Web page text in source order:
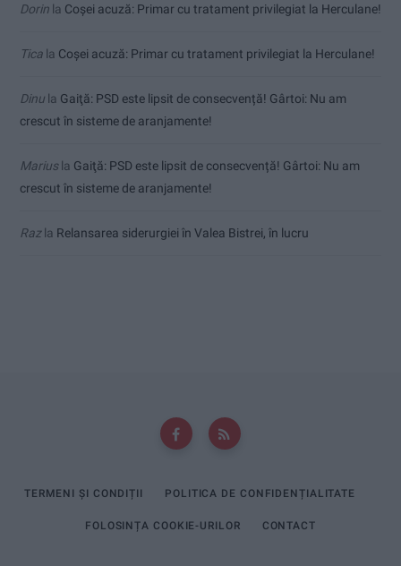
Dorin la Coșei acuză: Primar cu tratament privilegiat la Herculane!
Tica la Coșei acuză: Primar cu tratament privilegiat la Herculane!
Dinu la Gaiţă: PSD este lipsit de consecvență! Gârtoi: Nu am
crescut în sisteme de aranjamente!
Mariusla Gaiţă: PSD este lipsit de consecvență! Gârtoi: Nu am
crescut în sisteme de aranjamente!
Razla Relansarea siderurgiei în Valea Bistrei, în lucru
TERMENI ȘI CONDIȚII POLITICA DE CONFIDENȚIALITATE
FOLOSINȚA COOKIE-URILOR CONTACT